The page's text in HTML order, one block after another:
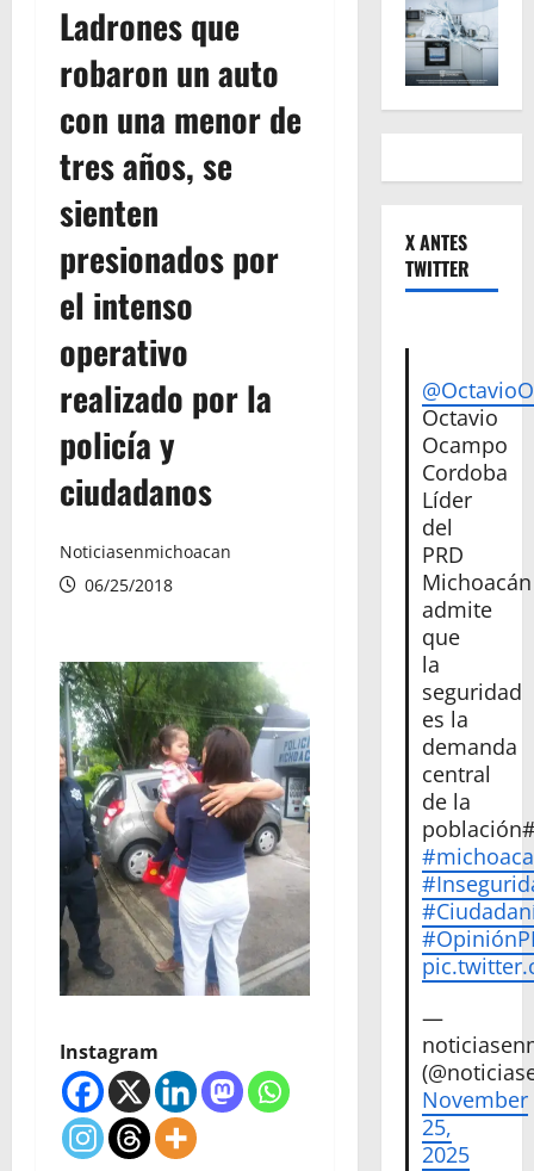
Ladrones que
robaron un auto
con una menor de
tres años, se
sienten
presionados por
el intenso
operativo
realizado por la
policía y
ciudadanos
Noticiasenmichoacan
06/25/2018
Instagram
X ANTES
TWITTER
Octavio
Ocampo
Cordoba
Líder
del
PRD
Michoacán
admite
que
la
seguridad
es la
demanda
central
de la
—
November
25,
2025